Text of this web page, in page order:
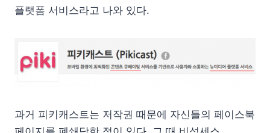
플랫폼 서비스라고 나와 있다.
과거 피키캐스트는 저작권 때문에 자신들의 페이스북